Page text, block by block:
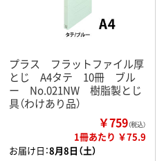
プラス フラットファイル厚
とじ A4タテ 10冊 ブル
ー No.021NW 樹脂製とじ
具（わけあり品）
￥759（税込）
1冊あたり ￥75.9
お届け日：8月8日（土）